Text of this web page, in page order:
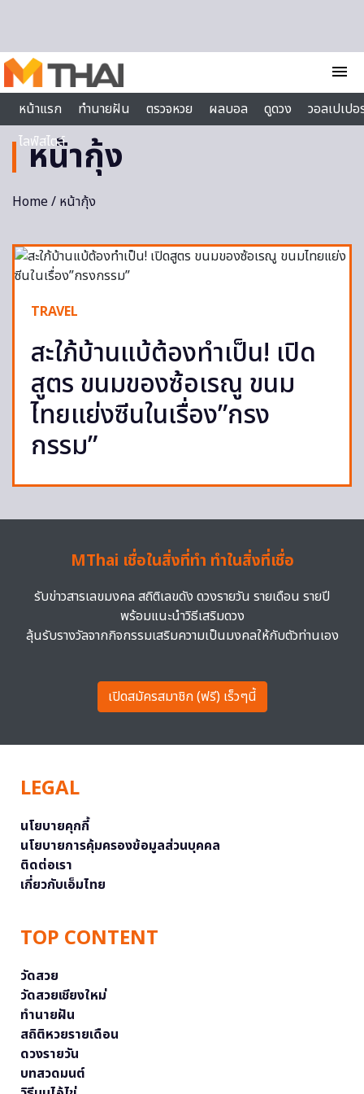
menu
หน้าแรก
ทำนายฝัน ตรวจหวย ผลบอล ดูดวง
วอลเปเป
ไลฟ์สไตล์
หน้ากุ้ง
Home/ หน้ากุ้ง
TRAVEL
สะใภ้บ้านแบ้ต้องทำเป็น! เปิด
สูตร ขนมของซ้อเรณู ขนม
ไทยแย่งซีนในเรื่อง”กรง
กรรม”
MThai เชื่อในสิ่งที่ทำ ทำในสิ่งที่เชื่อ
รับข่าวสารเลขมงคล สถิติเลขดัง ดวงรายวัน รายเดือน รายปี
พร้อมแนะนำวิธีเสริมดวง
ลุ้นรับรางวัลจากกิจกรรมเสริมความเป็นมงคลให้กับตัวท่านเอง
เปิดสมัครสมาชิก (ฟรี) เร็วๆนี้
LEGAL
นโยบายคุกกี้
นโยบายการคุ้มครองข้อมูลส่วนบุคคล
ติดต่อเรา
เกี่ยวกับเอ็มไทย
TOP CONTENT
วัดสวย
วัดสวยเชียงใหม่
ทำนายฝัน
สถิติหวยรายเดือน
ดวงรายวัน
บทสวดมนต์